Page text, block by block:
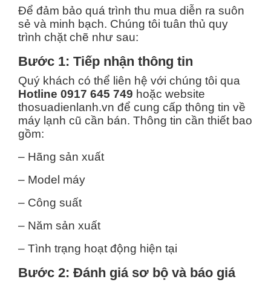
Để đảm bảo quá trình thu mua diễn ra suôn
sẻ và minh bạch. Chúng tôi tuân thủ quy
trình chặt chẽ như sau:
Bước 1: Tiếp nhận thông tin
Quý khách có thể liên hệ với chúng tôi qua
Hotline 0917 645 749 hoặc website
thosuadienlanh.vn để cung cấp thông tin về
máy lạnh cũ cần bán. Thông tin cần thiết bao
gồm:
– Hãng sản xuất
– Model máy
– Công suất
– Năm sản xuất
– Tình trạng hoạt động hiện tại
Bước 2: Đánh giá sơ bộ và báo giá